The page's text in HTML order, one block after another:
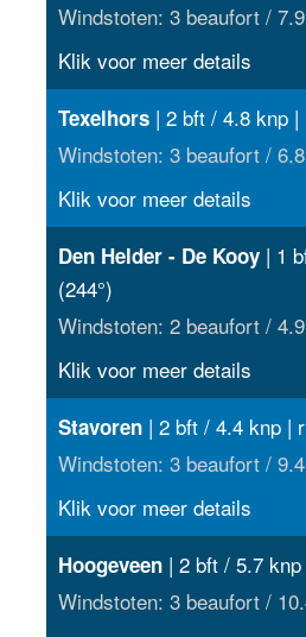
Windstoten: 3 beaufort /
Klik voor meer details
Texelhors| 2 bft / 4.8 knp |
Windstoten: 3 beaufort /
Klik voor meer details
Den Helder - De Kooy| 1
(244°)
Windstoten: 2 beaufort /
Klik voor meer details
Stavoren| 2 bft / 4.4 knp |
Windstoten: 3 beaufort /
Klik voor meer details
Hoogeveen| 2 bft / 5.7 knp
Windstoten: 3 beaufort /